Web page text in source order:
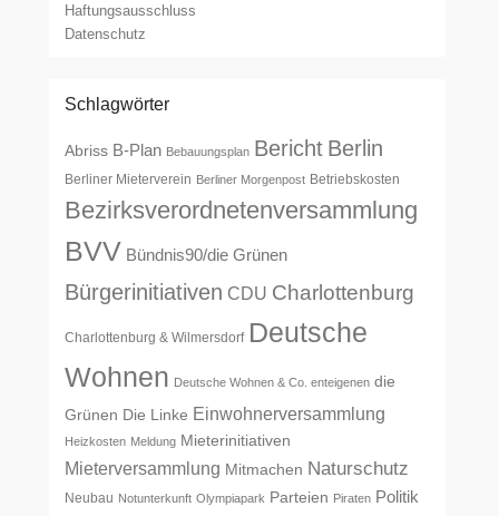
Haftungsausschluss
Datenschutz
Schlagwörter
Abriss B-Plan Bebauungsplan Bericht Berlin
Berliner Mieterverein Berliner Morgenpost Betriebskosten
Bezirksverordnetenversammlung
BVV Bündnis90/die Grünen
Bürgerinitiativen CDU Charlottenburg
Charlottenburg & Wilmersdorf Deutsche
Wohnen Deutsche Wohnen & Co. enteigenen die
Grünen Die Linke Einwohnerversammlung
Heizkosten Meldung Mieterinitiativen
Mieterversammlung Mitmachen Naturschutz
Neubau Notunterkunft Olympiapark Parteien Piraten Politik